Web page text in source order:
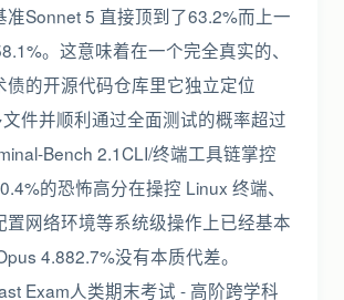
准Sonnet 5 直接顶到了63.2%而上一
。这意味着在一个完全真实的、
债的开源代码仓库里它独立定位
件并顺利通过全面测试的概率超过
Bench 2.1CLI/终端工具链掌控
的恐怖高分在操控 Linux 终端、
置网络环境等系统级操作上已经基本
4.882.7%没有本质代差。
Exam人类期末考试 - 高阶跨学科